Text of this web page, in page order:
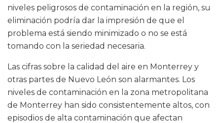
niveles peligrosos de contaminación en la región, su
eliminación podría dar la impresión de que el
problema está siendo minimizado o no se está
tomando con la seriedad necesaria.
Las cifras sobre la calidad del aire en Monterrey y
otras partes de Nuevo León son alarmantes. Los
niveles de contaminación en la zona metropolitana
de Monterrey han sido consistentemente altos, con
episodios de alta contaminación que afectan